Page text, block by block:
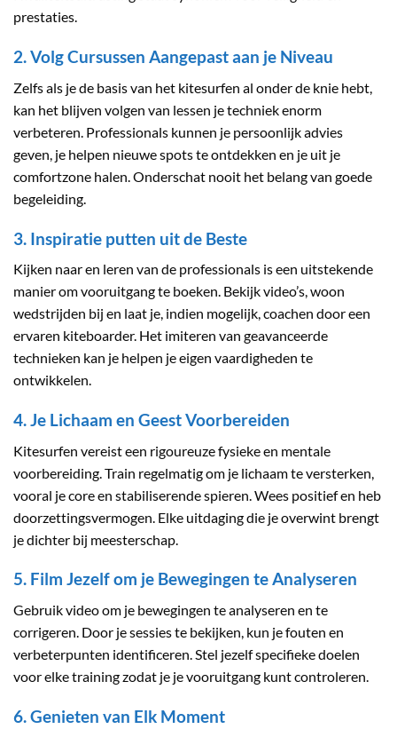
prestaties.
2. Volg Cursussen Aangepast aan je Niveau
Zelfs als je de basis van het kitesurfen al onder de knie hebt,
kan het blijven volgen van lessen je techniek enorm
verbeteren. Professionals kunnen je persoonlijk advies
geven, je helpen nieuwe spots te ontdekken en je uit je
comfortzone halen. Onderschat nooit het belang van goede
begeleiding.
3. Inspiratie putten uit de Beste
Kijken naar en leren van de professionals is een uitstekende
manier om vooruitgang te boeken. Bekijk video’s, woon
wedstrijden bij en laat je, indien mogelijk, coachen door een
ervaren kiteboarder. Het imiteren van geavanceerde
technieken kan je helpen je eigen vaardigheden te
ontwikkelen.
4. Je Lichaam en Geest Voorbereiden
Kitesurfen vereist een rigoureuze fysieke en mentale
voorbereiding. Train regelmatig om je lichaam te versterken,
vooral je core en stabiliserende spieren. Wees positief en heb
doorzettingsvermogen. Elke uitdaging die je overwint brengt
je dichter bij meesterschap.
5. Film Jezelf om je Bewegingen te Analyseren
Gebruik video om je bewegingen te analyseren en te
corrigeren. Door je sessies te bekijken, kun je fouten en
verbeterpunten identificeren. Stel jezelf specifieke doelen
voor elke training zodat je je vooruitgang kunt controleren.
6. Genieten van Elk Moment